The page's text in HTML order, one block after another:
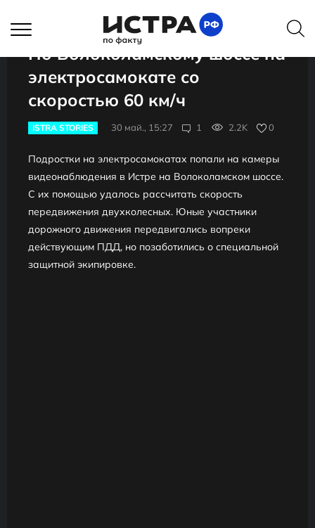
По Волоколамскому шоссе на
электросамокате со
скоростью 60 км/ч
ISTRA STORIES 30 май., 15:27 1 2.2K 0
Подростки на электросамокатах попали на камеры
видеонаблюдения в Истре на Волоколамском шоссе.
С их помощью удалось рассчитать скорость
передвижения двухколесных. Юные участники
дорожного движения передвигались вопреки
действующим ПДД, но позаботились о специальной
защитной экипировке.